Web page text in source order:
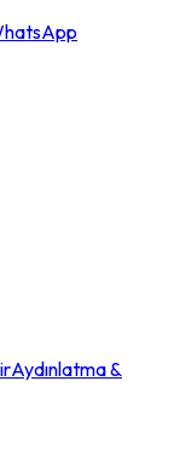
Aydınlatma &